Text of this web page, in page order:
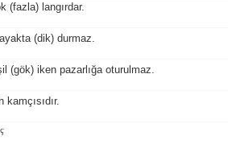
(fazla) langırdar.
(dik) durmaz.
(gök) iken pazarlığa oturulmaz.
kamçısıdır.